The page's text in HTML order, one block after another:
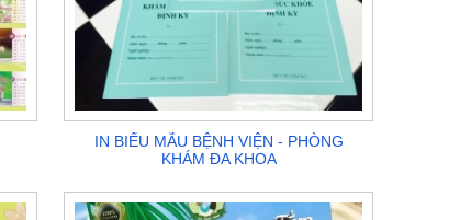
IN BIỂU MẪU BỆNH VIỆN - PHÒNG
KHÁM ĐA KHOA